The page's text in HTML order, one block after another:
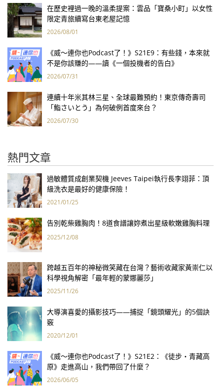
在歷史裡過一晚的溫柔提案：雲品「寶桑小町」以女性
限定青旅續寫台東老屋記憶
2026/08/01
《威～連你也Podcast了！》S21E9：有些錢，本來就
不是你該賺的——讀《一個投機者的告白》
2026/07/31
連續十年米其林三星、全球最難預約！東京傳奇壽司
「鮨さいとう」為何破例首度來台？
2026/07/30
熱門文章
過敏體質成創業契機 Jeeves Taipei執行長李翊菲：頂
級洗衣是最好的健康保險！
2021/01/25
告別乾柴雞胸肉！8道食譜讓妳煮出星級軟嫩雞胸料理
2025/12/08
跨越五百年的神秘微笑藏在台灣？藝術收藏家黃崇仁以
科學視角解密「最年輕的蒙娜麗莎」
2025/11/26
大導演喜愛的攝影技巧——捕捉「鏡頭耀光」的5個訣
竅
2020/12/01
《威～連你也Podcast了！》S21E2：《徒步・青藏高
原》走進高山，我們帶回了什麼？
2026/06/05